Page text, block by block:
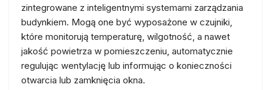
zintegrowane z inteligentnymi systemami zarządzania
budynkiem. Mogą one być wyposażone w czujniki,
które monitorują temperaturę, wilgotność, a nawet
jakość powietrza w pomieszczeniu, automatycznie
regulując wentylację lub informując o konieczności
otwarcia lub zamknięcia okna.